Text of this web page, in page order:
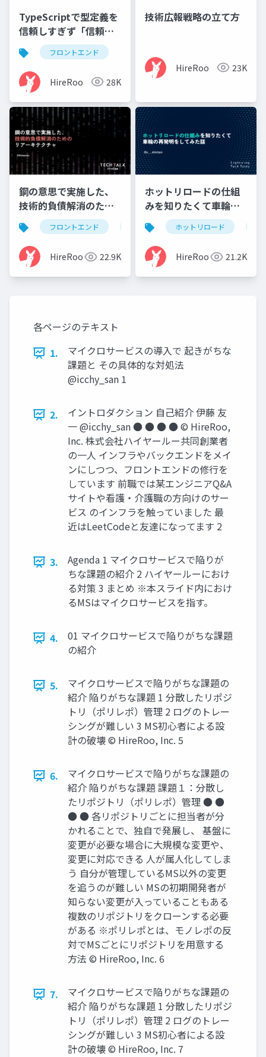
TypeScriptで型定義を
信頼しすぎず「信頼境
界線」を設置した話
フロントエンド
HireRoo 28K
技術広報戦略の立て方
HireRoo 23K
鋼の意思で実施した、
技術的負債解消のため
のリアーキテクチャ
フロントエンド モノレポ snapshotテスト
HireRoo 22.9K
ホットリロードの仕組
みを知りたくて車輪の
再発明をしてみた話
ホットリロード
HireRoo 21.2K
各ページのテキスト
1.
マイクロサービスの導入で 起きがちな
課題と その具体的な対処法
@icchy_san 1
2.
イントロダクション 自己紹介 伊藤 友
一 @icchy_san ● ● ● ● © HireRoo,
Inc. 株式会社ハイヤールー共同創業者
の一人 インフラやバックエンドをメイ
ンにしつつ、フロントエンドの修行を
しています 前職では某エンジニアQ&A
サイトや看護・介護職の方向けのサー
ビス のインフラを触っていました 最
近はLeetCodeと友達になってます 2
3.
Agenda 1 マイクロサービスで陥りが
ちな課題の紹介 2 ハイヤールーにおけ
る対策 3 まとめ ※本スライド内におけ
るMSはマイクロサービスを指す。
4.
01 マイクロサービスで陥りがちな課題
の紹介
5.
マイクロサービスで陥りがちな課題の
紹介 陥りがちな課題 1 分散したリポジ
トリ（ポリレポ）管理 2 ログのトレー
シングが難しい 3 MS初心者による設
計の破壊 © HireRoo, Inc. 5
6.
マイクロサービスで陥りがちな課題の
紹介 陥りがちな課題 課題１：分散し
たリポジトリ（ポリレポ）管理 ● ●
● ● 各リポジトリごとに担当者が分
かれることで、独自で発展し、 基盤に
変更が必要な場合に大規模な変更や、
変更に対応できる 人が属人化してしま
う 自分が管理しているMS以外の変更
を追うのが難しい MSの初期開発者が
知らない変更が入っていることもある
複数のリポジトリをクローンする必要
がある ※ポリレポとは、モノレポの反
対でMSごとにリポジトリを用意する
方法 © HireRoo, Inc. 6
7.
マイクロサービスで陥りがちな課題の
紹介 陥りがちな課題 1 分散したリポジ
トリ（ポリレポ）管理 2 ログのトレー
シングが難しい 3 MS初心者による設
計の破壊 © HireRoo, Inc. 7